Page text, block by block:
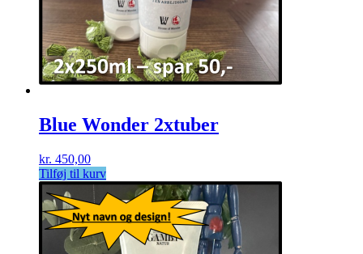
Blue Wonder 2xtuber
kr. 450,00
Tilføj til kurv